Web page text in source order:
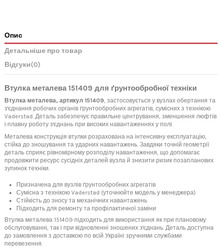
Опис
Детальніше про товар
Відгуки(0)
Втулка металева 151409 для ґрунтообробної техніки
Втулка металева, артикул 151409 , застосовується у вузлах обертання та
з'єднання робочих органів ґрунтообробних агрегатів, сумісних з технікою
Vaderstad. Деталь забезпечує правильне центрування, зменшення люфтів
і плавну роботу з'єднань при високих навантаженнях у полі.
Металева конструкція втулки розрахована на інтенсивну експлуатацію,
стійка до зношування та ударних навантажень. Завдяки точній геометрії
деталь сприяє рівномірному розподілу навантаження, що допомагає
продовжити ресурс сусідніх деталей вузла й знизити ризик позапланових
зупинок техніки.
Призначена для вузлів ґрунтообробних агрегатів
Сумісна з технікою Vaderstad (уточнюйте модель у менеджера)
Стійкість до зносу та механічних навантажень
Підходить для ремонту та профілактичної заміни
Втулка металева 151409 підходить для використання як при плановому
обслуговуванні, так і при відновленні зношених з'єднань. Деталь доступна
до замовлення з доставкою по всій Україні зручними службами
перевезення.